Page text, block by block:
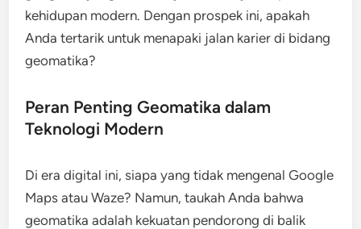
kehidupan modern. Dengan prospek ini, apakah
Anda tertarik untuk menapaki jalan karier di bidang
geomatika?
Peran Penting Geomatika dalam
Teknologi Modern
Di era digital ini, siapa yang tidak mengenal Google
Maps atau Waze? Namun, taukah Anda bahwa
geomatika adalah kekuatan pendorong di balik